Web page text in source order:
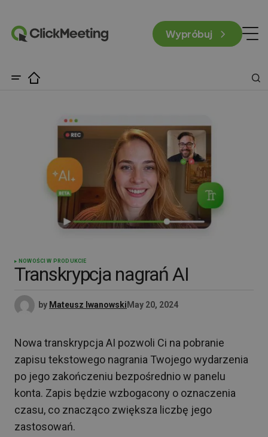
Wypróbuj
NOWOŚCI W PRODUKCIE
Transkrypcja nagrań AI
by Mateusz Iwanowski May 20, 2024
Nowa transkrypcja AI pozwoli Ci na pobranie
zapisu tekstowego nagrania Twojego wydarzenia
po jego zakończeniu bezpośrednio w panelu
konta. Zapis będzie wzbogacony o oznaczenia
czasu, co znacząco zwiększa liczbę jego
zastosowań.